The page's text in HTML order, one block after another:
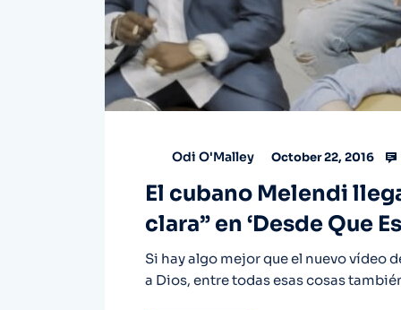
Odi O'Malley October 22, 2016
El cubano Melendi
clara” en ‘Desde Que
Si hay algo mejor que el nuevo vídeo
a Dios, entre todas esas cosas